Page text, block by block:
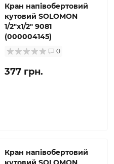
Кран напівобертовий
кутовий SOLOMON
1/2″х1/2″ 9081
(000004145)
0
377 грн.
Кран напівобертовий